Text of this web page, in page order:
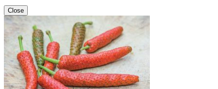
Close